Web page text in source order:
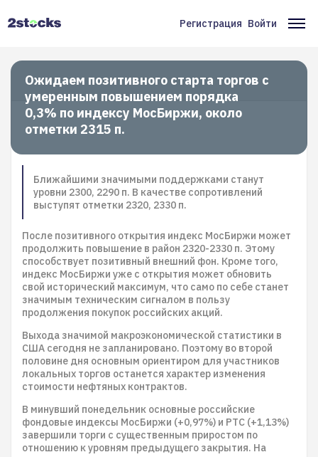
Меню
учётной
записи
пользователя
Регистрация Войти
Ожидаем позитивного старта торгов с
умеренным повышением порядка
0,3% по индексу МосБиржи, около
отметки 2315 п.
Ближайшими значимыми поддержками станут
уровни 2300, 2290 п. В качестве сопротивлений
выступят отметки 2320, 2330 п.
После позитивного открытия индекс МосБиржи может
продолжить повышение в район 2320-2330 п. Этому
способствует позитивный внешний фон. Кроме того,
индекс МосБиржи уже с открытия может обновить
свой исторический максимум, что само по себе станет
значимым техническим сигналом в пользу
продолжения покупок российских акций.
Выхода значимой макроэкономической статистики в
США сегодня не запланировано. Поэтому во второй
половине дня основным ориентиром для участников
локальных торгов останется характер изменения
стоимости нефтяных контрактов.
В минувший понедельник основные российские
фондовые индексы МосБиржи (+0,97%) и РТС (+1,13%)
завершили торги с существенным приростом по
отношению к уровням предыдущего закрытия. На